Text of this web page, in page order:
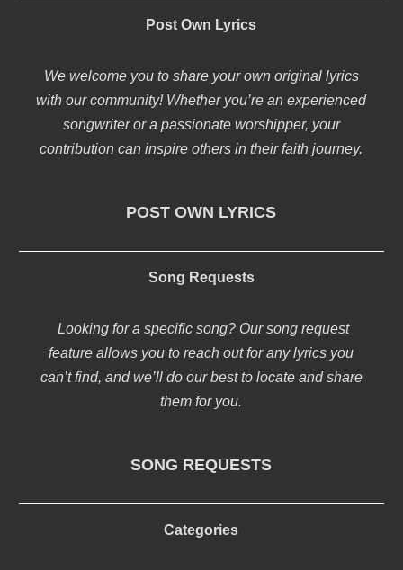
Post Own Lyrics
We welcome you to share your own original lyrics
with our community! Whether you’re an experienced
songwriter or a passionate worshipper, your
contribution can inspire others in their faith journey.
POST OWN LYRICS
Song Requests
Looking for a specific song? Our song request
feature allows you to reach out for any lyrics you
can’t find, and we’ll do our best to locate and share
them for you.
SONG REQUESTS
Categories